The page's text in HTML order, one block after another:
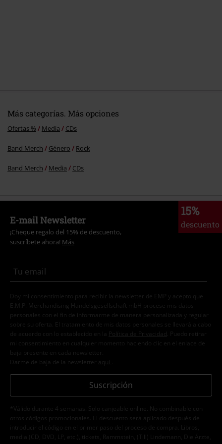
Más categorías. Más opciones
Ofertas % Media CDs
Band Merch Género Rock
Band Merch Media CDs
15%
descuento
E-mail Newsletter
¡Cheque regalo del 15% de descuento,
suscríbete ahora! Más
Doy mi consentimiento para recibir la newsletter de EMP y acepto que
E.M.P. Merchandising Handelsgesellschaft mbH procese mis datos
personales con el fin de informarme de manera personalizada y regular
sobre su oferta. El tratamiento de mis datos personales se llevará a cabo
de acuerdo con lo establecido en la
Política de Privacidad . Puedo retirar
mi consentimiento en cualquier momento haciendo clic en el enlace de
baja presente en cada newsletter.
Darme de baja de la newsletter
aquí
Suscripción
*Válido durante 4 semanas. Solo canjeable online. No combinable con
otros códigos promocionales. El descuento será aplicado después de
introducir el código en el primer paso del proceso de compra. Libros,
media (CD, DVD, LP, etc.), tickets, Rammstein, (Till) Lindemann, Die Ärzte,